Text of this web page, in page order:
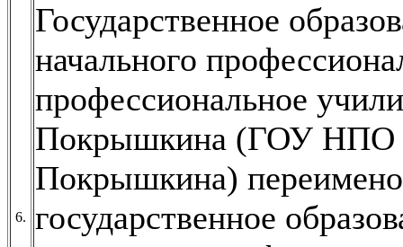
6.
Государственное
начального
профессиональное
Покрышкина (ГОУ
Покрышкина)
государственное